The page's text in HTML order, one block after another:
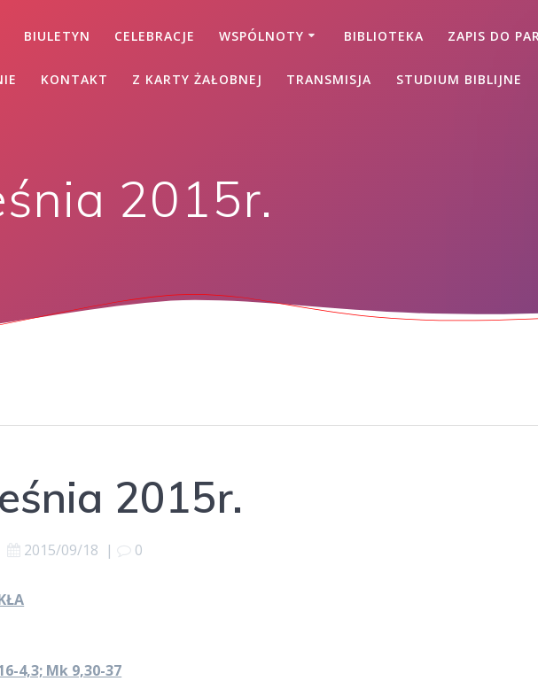
BIULETYN CELEBRACJE WSPÓLNOTY BIBLIOTEKA ZAPIS DO
KONTAKT Z KARTY ŻAŁOBNEJ TRANSMISJA STUDIUM BIBLIJNE
2015r.
2015r.
2015/09/18 | 0
4,3; Mk 9,30-37